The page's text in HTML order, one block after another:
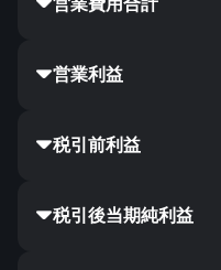
営業利益
税引前利益
税引後当期純利益